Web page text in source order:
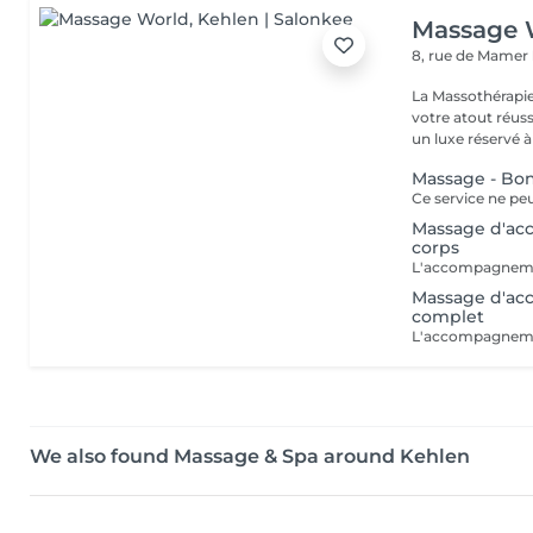
Massage
8, rue de Mamer
La
votre atout réussite ! Fini de considérer l'entretien
un luxe réservé à
Massage -
Massage
corps
Massage
complet
We also found Massage & Spa around Kehlen